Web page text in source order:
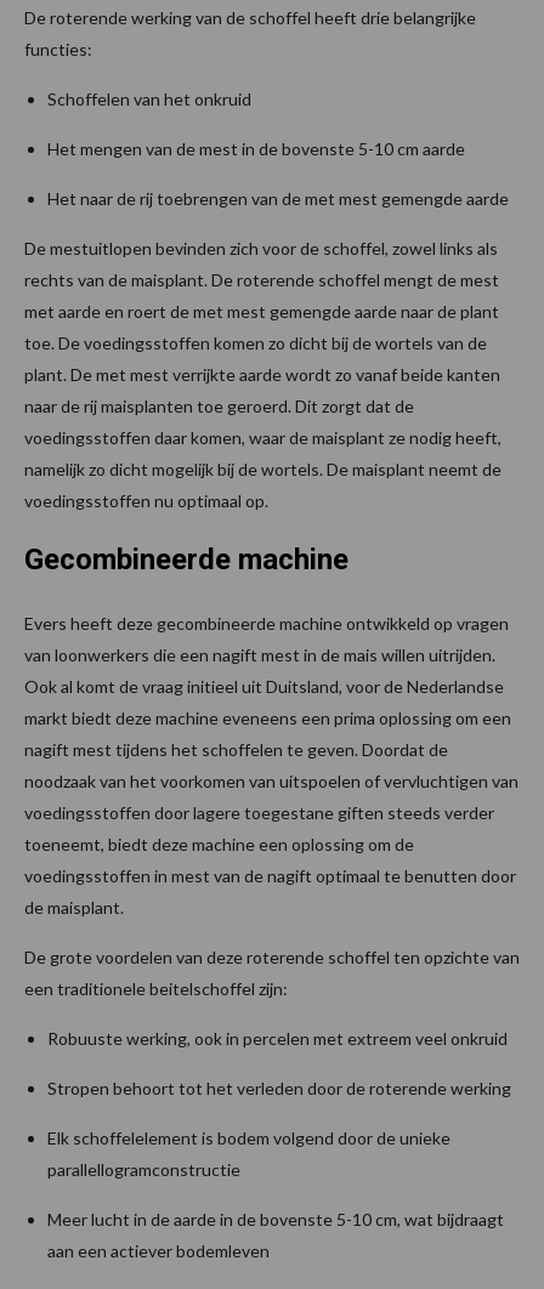
De roterende werking van de schoffel heeft drie belangrijke
functies:
Schoffelen van het onkruid
Het mengen van de mest in de bovenste 5-10 cm aarde
Het naar de rij toebrengen van de met mest gemengde aarde
De mestuitlopen bevinden zich voor de schoffel, zowel links als
rechts van de maisplant. De roterende schoffel mengt de mest
met aarde en roert de met mest gemengde aarde naar de plant
toe. De voedingsstoffen komen zo dicht bij de wortels van de
plant. De met mest verrijkte aarde wordt zo vanaf beide kanten
naar de rij maisplanten toe geroerd. Dit zorgt dat de
voedingsstoffen daar komen, waar de maisplant ze nodig heeft,
namelijk zo dicht mogelijk bij de wortels. De maisplant neemt de
voedingsstoffen nu optimaal op.
Gecombineerde machine
Evers heeft deze gecombineerde machine ontwikkeld op vragen
van loonwerkers die een nagift mest in de mais willen uitrijden.
Ook al komt de vraag initieel uit Duitsland, voor de Nederlandse
markt biedt deze machine eveneens een prima oplossing om een
nagift mest tijdens het schoffelen te geven. Doordat de
noodzaak van het voorkomen van uitspoelen of vervluchtigen van
voedingsstoffen door lagere toegestane giften steeds verder
toeneemt, biedt deze machine een oplossing om de
voedingsstoffen in mest van de nagift optimaal te benutten door
de maisplant.
De grote voordelen van deze roterende schoffel ten opzichte van
een traditionele beitelschoffel zijn:
Robuuste werking, ook in percelen met extreem veel onkruid
Stropen behoort tot het verleden door de roterende werking
Elk schoffelelement is bodem volgend door de unieke
parallellogramconstructie
Meer lucht in de aarde in de bovenste 5-10 cm, wat bijdraagt
aan een actiever bodemleven